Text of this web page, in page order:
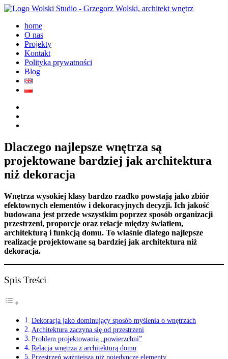
home
O nas
Projekty
Kontakt
Polityka prywatności
Blog
Dlaczego najlepsze wnętrza są
projektowane bardziej jak architektura
niż dekoracja
Wnętrza wysokiej klasy bardzo rzadko powstają jako zbiór
efektownych elementów i dekoracyjnych decyzji. Ich jakość
budowana jest przede wszystkim poprzez sposób organizacji
przestrzeni, proporcje oraz relacje między światłem,
architekturą i funkcją domu. To właśnie dlatego najlepsze
realizacje projektowane są bardziej jak architektura niż
dekoracja.
Spis Treści
Dekoracja jako dominujący sposób myślenia o wnętrzach
Architektura zaczyna się od przestrzeni
Problem projektowania „powierzchni”
Relacja wnętrza z architekturą domu
Przestrzeń ważniejsza niż pojedyncze elementy